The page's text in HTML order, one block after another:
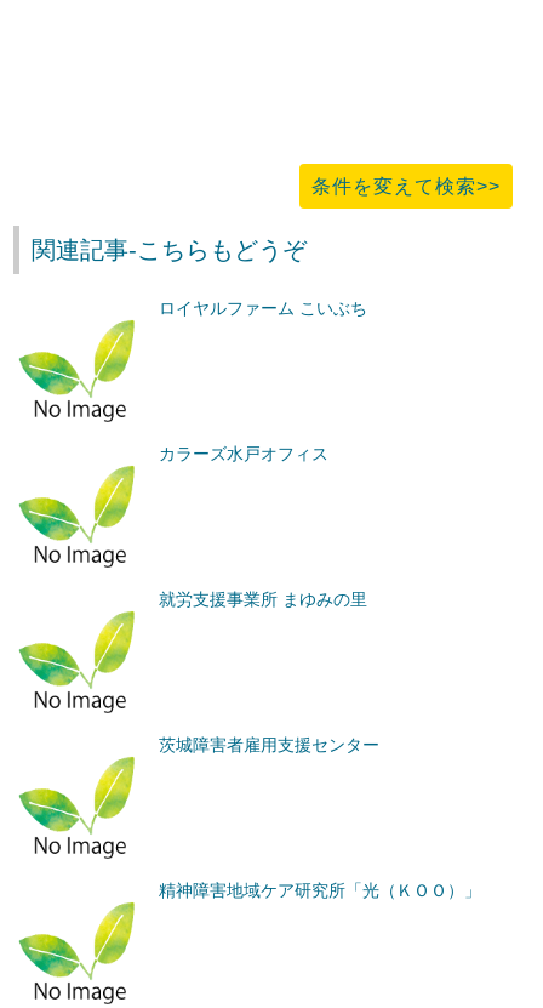
条件を変えて検索>>
関連記事-こちらもどうぞ
ロイヤルファーム こいぶち
カラーズ水戸オフィス
就労支援事業所 まゆみの里
茨城障害者雇用支援センター
精神障害地域ケア研究所「光（ＫＯＯ）」